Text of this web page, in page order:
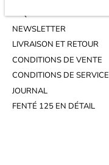
FAQ
NEWSLETTER
LIVRAISON ET RETOUR
CONDITIONS DE VENTE
CONDITIONS DE SERVICE
JOURNAL
FENTÉ 125 EN DÉTAIL